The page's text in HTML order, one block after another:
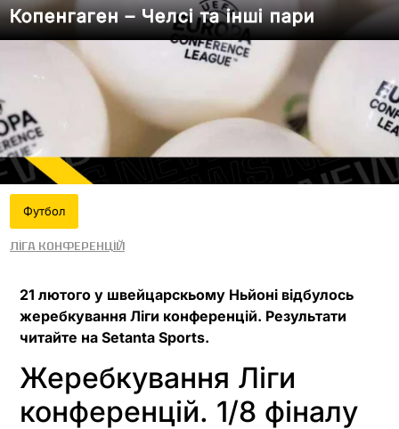
Копенгаген – Челсі та інші пари
Футбол
Ліга конференцій
21 лютого у швейцарскьому Ньйоні відбулось
жеребкування Ліги конференцій. Результати
читайте на Setanta Sports.
Жеребкування Ліги
конференцій. 1/8 фіналу